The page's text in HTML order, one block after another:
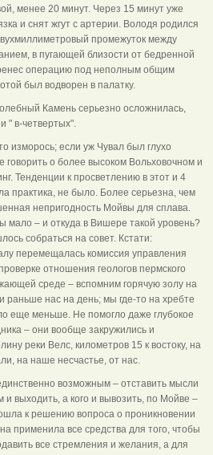
менее 20 минут. Через 15 минут уже
и снят жгут с артерии. Володя родился
промежуток между
в пугающей близости от бедренной
операцию под неполным общим
был водворен в палатку.
Камень серьезно осложнилась,
" в-четвертых".
изморось; если уж Чувал был глухо
говорить о более высоком Вольховочном и
Тенденции к просветлению в этот и 4
практика, не было. Более серьезна, чем
непригодность Мойвы для сплава.
мало – и откуда в Вишере такой уровень?
собраться на совет. Кстати:
перемещалась комиссия управления
отношения геологов пермского
среде – вспомним горячую золу на
нас на день; мы где-то на хребте
еще меньше. Не помогло даже глубокое
– они вообще закружились и
реки Велс, километров 15 к востоку, на
на наше несчастье, от нас.
возможным – отставить мысли
и выходить, а кого и вывозить, по Мойве –
к решению вопроса о проникновении
применила все средства для того, чтобы
все стремления и желания, а для